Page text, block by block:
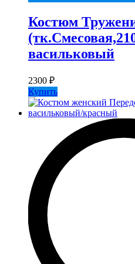
Костюм
васильковый
2300 ₽
Купить